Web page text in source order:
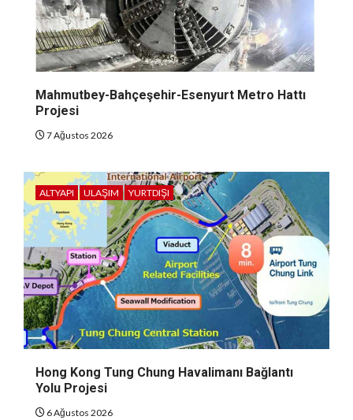
Mahmutbey-Bahçeşehir-Esenyurt Metro Hattı
Projesi
7 Ağustos 2026
ALTYAPI ULAŞIM YURTDIŞI
Hong Kong Tung Chung Havalimanı Bağlantı
Yolu Projesi
6 Ağustos 2026